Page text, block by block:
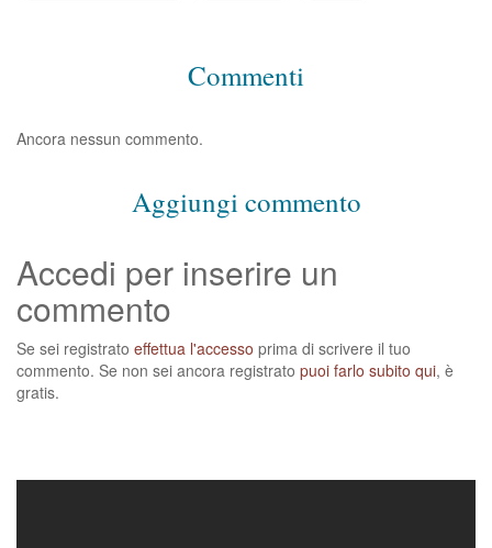
Commenti
Ancora nessun commento.
Aggiungi commento
Accedi per inserire un
commento
Se sei registrato effettua l'accesso prima di scrivere il tuo
commento. Se non sei ancora registrato puoi farlo subito qui, è
gratis.